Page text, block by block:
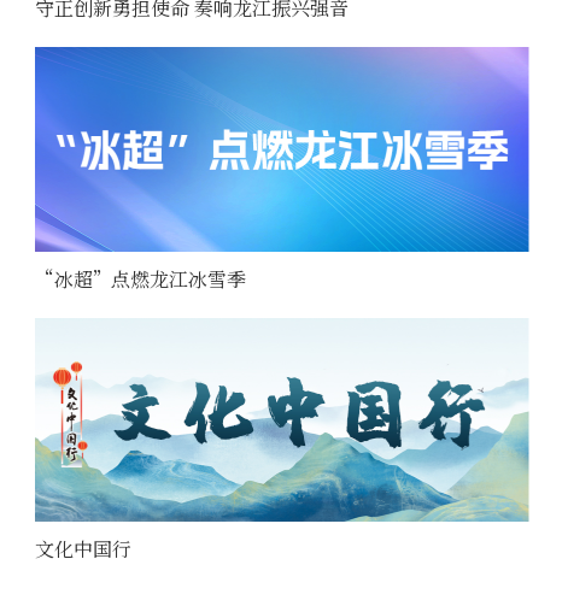
守正创新勇担使命 奏响龙江振兴强音
“冰超”点燃龙江冰雪季
文化中国行